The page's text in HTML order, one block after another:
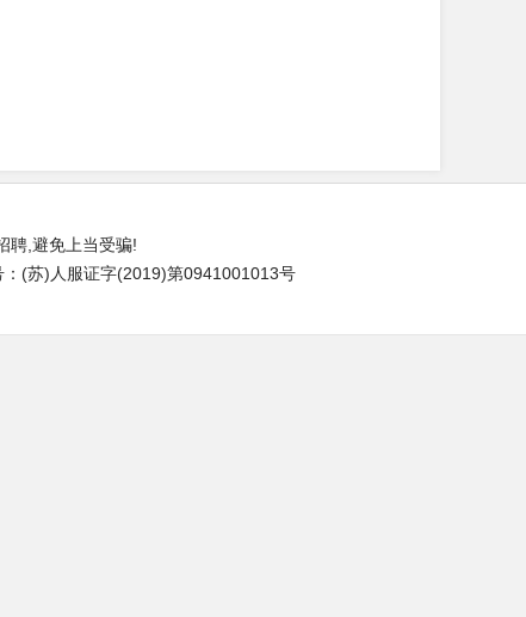
聘,避免上当受骗!
(苏)人服证字(2019)第0941001013号